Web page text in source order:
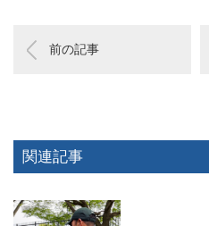
前の記事
関連記事